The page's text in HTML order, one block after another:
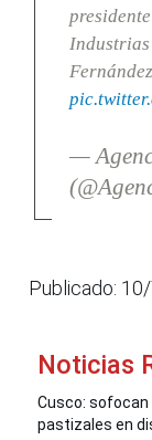
Industrias
—
Publicado:
Noticias
Cusco:
pastizales en